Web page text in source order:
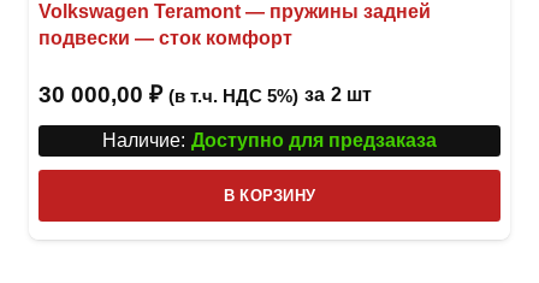
Volkswagen Teramont — пружины задней
подвески — сток комфорт
30 000,00 ₽ (в т.ч. НДС 5%) за 2 шт
Наличие: Доступно для предзаказа
В КОРЗИНУ